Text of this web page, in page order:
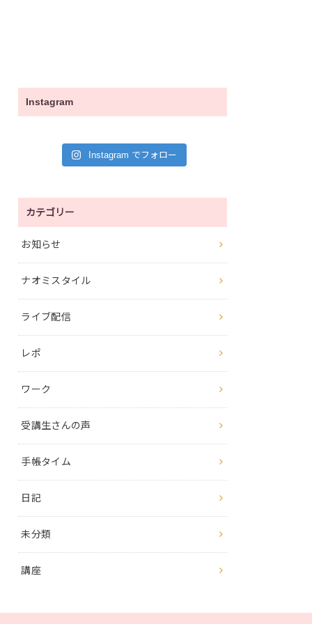
Instagram
Instagram でフォロー
カテゴリー
お知らせ
ナオミスタイル
ライブ配信
レポ
ワーク
受講生さんの声
手帳タイム
日記
未分類
講座